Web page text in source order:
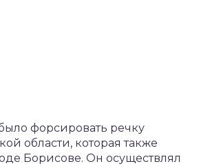
форсировать речку
области, которая также
Борисове. Он осуществлял